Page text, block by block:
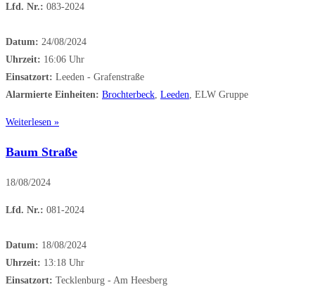
Lfd. Nr.: 083-2024
Datum: 24/08/2024
Uhrzeit: 16:06 Uhr
Einsatzort: Leeden - Grafenstraße
Alarmierte Einheiten: Brochterbeck, Leeden, ELW Gruppe
Weiterlesen »
Baum Straße
18/08/2024
Lfd. Nr.: 081-2024
Datum: 18/08/2024
Uhrzeit: 13:18 Uhr
Einsatzort: Tecklenburg - Am Heesberg